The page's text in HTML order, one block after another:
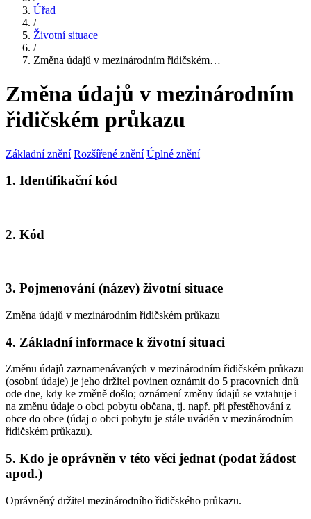
Úřad
/
Životní situace
/
Změna údajů v mezinárodním řidičském…
Změna údajů v mezinárodním
řidičském průkazu
Základní znění Rozšířené znění Úplné znění
1. Identifikační kód
2. Kód
3. Pojmenování (název) životní situace
Změna údajů v mezinárodním řidičském průkazu
4. Základní informace k životní situaci
Změnu údajů zaznamenávaných v mezinárodním řidičském průkazu
(osobní údaje) je jeho držitel povinen oznámit do 5 pracovních dnů
ode dne, kdy ke změně došlo; oznámení změny údajů se vztahuje i
na změnu údaje o obci pobytu občana, tj. např. při přestěhování z
obce do obce (údaj o obci pobytu je stále uváděn v mezinárodním
řidičském průkazu).
5. Kdo je oprávněn v této věci jednat (podat žádost
apod.)
Oprávněný držitel mezinárodního řidičského průkazu.